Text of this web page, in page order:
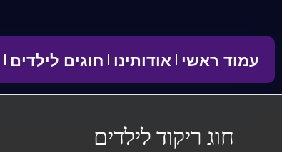
עמוד ראשי אודותינו חוגים לילדים
חוג ריקוד לילדים